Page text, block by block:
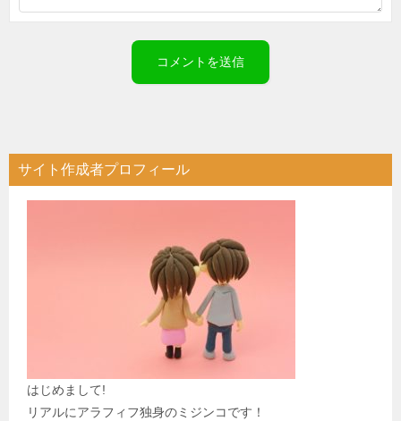
サイト作成者プロフィール
はじめまして!
リアルにアラフィフ独身のミジンコです！